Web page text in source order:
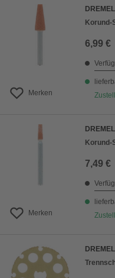
Merken
DREMEL
Korund-
6,99 €
Merken
DREMEL
Korund-
7,49 €
DREMEL